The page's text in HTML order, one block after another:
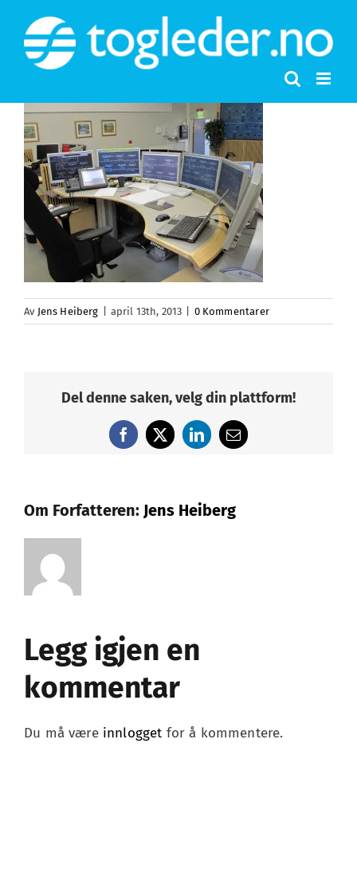
content
Av Jens Heiberg april 13th, 2013 0 Kommentarer
Del denne saken, velg din plattform!
Facebook
X LinkedIn
E-
Om Forfatteren: Jens Heiberg
Legg igjen en
kommentar
Du må være innlogget for å kommentere.